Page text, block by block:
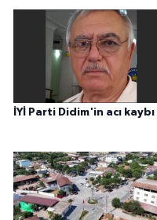
İYİ Parti Didim'in acı kaybı